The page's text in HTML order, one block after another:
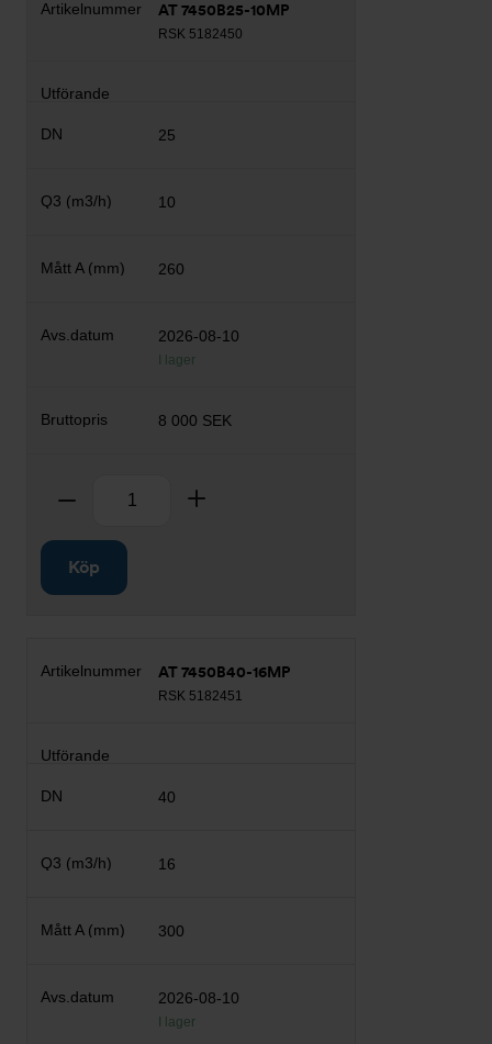
AT 7450B25-10MP
RSK 5182450
25
10
260
2026-08-10
I lager
8 000 SEK
Ta bort
Köp
AT 7450B40-16MP
RSK 5182451
40
16
300
2026-08-10
I lager